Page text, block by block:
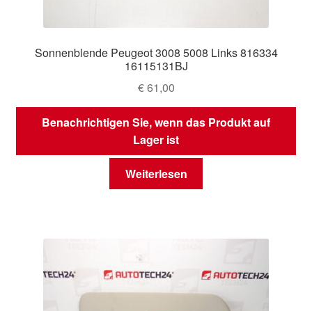
Sonnenblende Peugeot 3008 5008 Links 816334
16115131BJ
€61,00
Benachrichtigen Sie, wenn das Produkt auf
Lager ist
Weiterlesen